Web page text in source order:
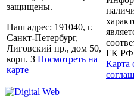
защищены.
Наш адрес: 191040, г.
Санкт-Петербург,
Лиговский пр., дом 50,
корп. З Посмотреть на
карте
ГК
Карта